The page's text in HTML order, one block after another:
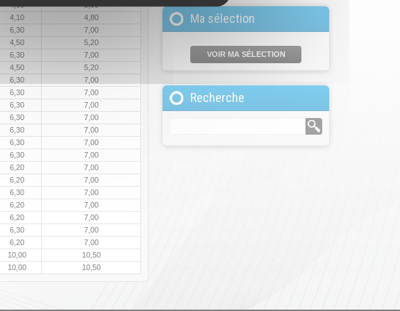
4,00
5,00
4,10
4,80
6,30
7,00
4,50
5,20
6,30
7,00
4,50
5,20
6,30
7,00
6,30
7,00
6,30
7,00
6,30
7,00
6,30
7,00
6,30
7,00
6,30
7,00
6,20
7,00
6,20
7,00
6,30
7,00
6,20
7,00
6,20
7,00
6,30
7,00
6,20
7,00
10,00
10,50
10,00 10,50
Ma sélection
VOIR MA SÉLECTION
Recherche